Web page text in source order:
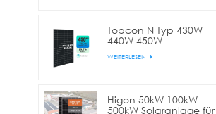
Topcon N Typ 430W
440W 450W
Halbzellen-Solarpanel
WEITERLESEN
Higon 50kW 100kW
500kW Solaranlage für